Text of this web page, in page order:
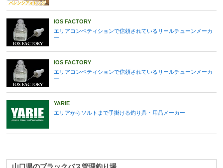
IOS FACTORY
エリアコンペティションで信頼されているリールチューンメーカ
ー
IOS FACTORY
エリアコンペティションで信頼されているリールチューンメーカ
ー
YARIE
エリアからソルトまで手掛ける釣り具・用品メーカー
山口県のブラックバス管理釣り場